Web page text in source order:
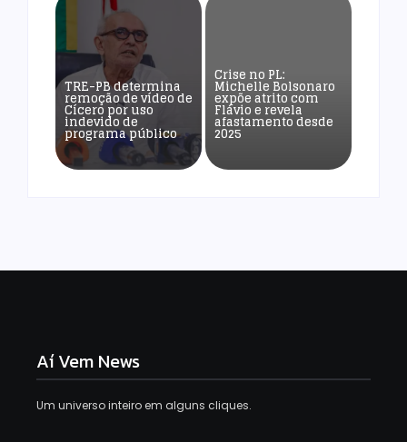
TRE-PB determina
remoção de vídeo de
Cícero por uso
indevido de
programa público
Crise no PL:
Michelle Bolsonaro
expõe atrito com
Flávio e revela
afastamento desde
2025
Aí Vem News
Um universo inteiro em alguns cliques.